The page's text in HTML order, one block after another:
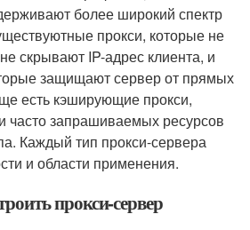
более широкий спектр
прокси, которые не
скрывают IP-адрес клиента, и
защищают сервер от прямых
есть кэширующие прокси,
часто запрашиваемых ресурсов
Каждый тип прокси-сервера
и области применения.
прокси-сервер